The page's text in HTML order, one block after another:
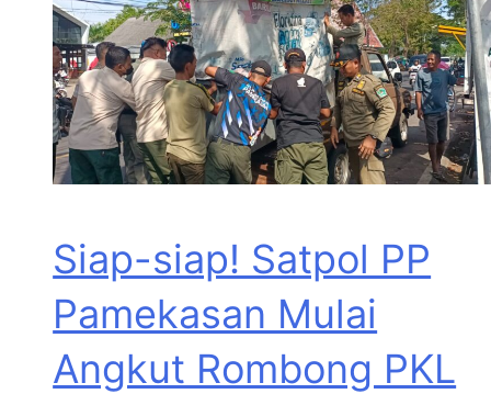
Siap-siap! Satpol PP
Pamekasan Mulai
Angkut Rombong PKL